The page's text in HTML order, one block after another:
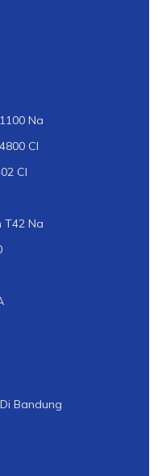
Na
Cl
Cl
T42 Na
Bandung